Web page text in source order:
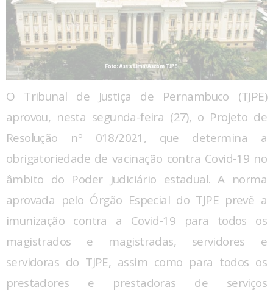
O Tribunal de Justiça de Pernambuco (TJPE)
aprovou, nesta segunda-feira (27), o Projeto de
Resolução nº 018/2021, que determina a
obrigatoriedade de vacinação contra Covid-19 no
âmbito do Poder Judiciário estadual. A norma
aprovada pelo Órgão Especial do TJPE prevê a
imunização contra a Covid-19 para todos os
magistrados e magistradas, servidores e
servidoras do TJPE, assim como para todos os
prestadores e prestadoras de serviços